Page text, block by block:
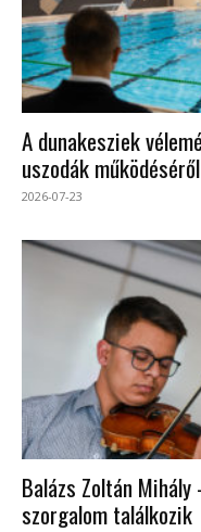
A dunakesziek
uszodák működéséről
2026-07-23
Balázs Zoltán
szorgalom találkozik